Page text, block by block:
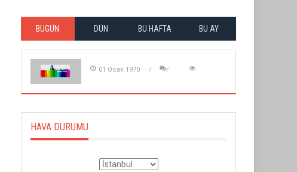
BUGÜN DÜN BU HAFTA BU AY
01 Ocak 1970
HAVA DURUMU